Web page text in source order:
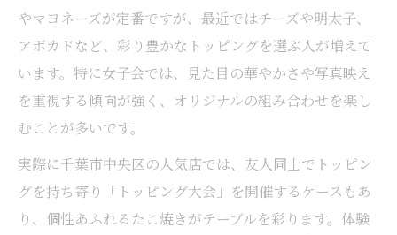
やマヨネーズが定番ですが、最近ではチーズや明太子、
アボカドなど、彩り豊かなトッピングを選ぶ人が増えて
います。特に女子会では、見た目の華やかさや写真映え
を重視する傾向が強く、オリジナルの組み合わせを楽し
むことが多いです。
実際に千葉市中央区の人気店では、友人同士でトッピン
グを持ち寄り「トッピング大会」を開催するケースもあ
り、個性あふれるたこ焼きがテーブルを彩ります。体験